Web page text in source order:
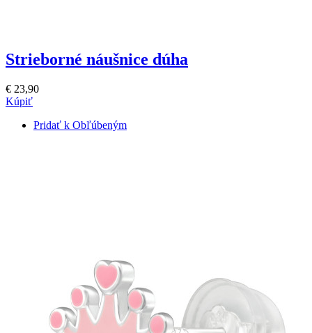
Strieborné náušnice dúha
€ 23,90
Kúpiť
Pridať k Obľúbeným